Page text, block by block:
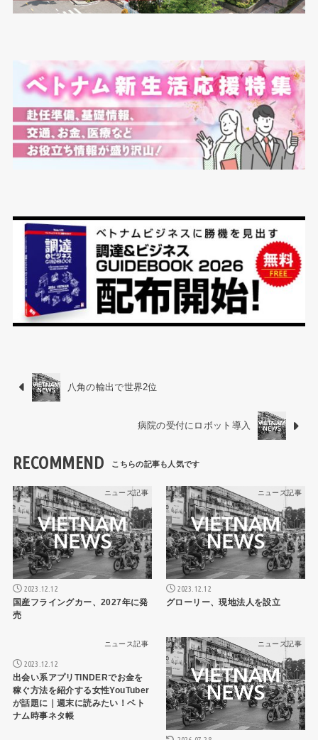
八角の輸出で世界2位
病院の受付にロボット導入
RECOMMEND
ニュース記事
2023.12.12
国産フライングカー、2027年に発
売
ニュース記事
2023.12.12
グローリー、現地法人を設立
ニュース記事
2023.12.12
出会い系アプリTINDERでお金を
稼ぐ方法を紹介する女性YouTuber
が話題に｜週末に読みたい！ベト
ナム時事ネタ帳
ニュース記事